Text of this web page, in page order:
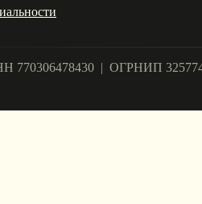
770306478430 | ОГРНИП